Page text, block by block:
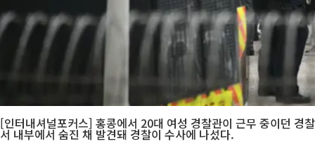
[인터내셔널포커스] 홍콩에서 20대 여성 경찰관이 근무 중이던 경찰
서 내부에서 숨진 채 발견돼 경찰이 수사에 나섰다.